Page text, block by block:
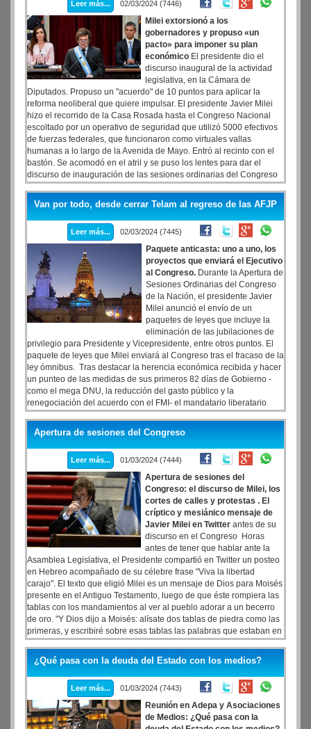
Leer más... 02/03/2024 (7446)
Milei extorsionó a los
gobernadores y propuso «un
pacto» para imponer su plan
económico El presidente dio el
discurso inaugural de la actividad
legislativa, en la Cámara de
Diputados. Propuso un "acuerdo" de 10 puntos para aplicar la
reforma neoliberal que quiere impulsar. El presidente Javier Milei
hizo el recorrido de la Casa Rosada hasta el Congreso Nacional
escoltado por un operativo de seguridad que utilizó 5000 efectivos
de fuerzas federales, que funcionaron como virtuales vallas
humanas a lo largo de la Avenida de Mayo. Entró al recinto con el
bastón. Se acomodó en el atril y se puso los lentes para dar el
discurso de inauguración de las sesiones ordinarias del Congreso
Nacional. La mayoría del discurso de Milei repitió su particular
visión de la historia Argentina, en la que los últimos 100 fueron
todos cuesta abajo y en la que el siglo XIX es un tierra prometida a
la que hay que regresar.
Van por todo, desde cerrar Telam al regreso de las AFJP
Leer más... 02/03/2024 (7445)
Paquete anticasta: uno a uno, los
proyectos que enviará el Ejecutivo
al Congreso. Durante la Apertura de
Sesiones Ordinarias del Congreso
de la Nación, el presidente Javier
Milei anunció el envío de un
paquetes de leyes que incluye la
eliminación de las jubilaciones de
privilegio para Presidente y Vicepresidente, entre otros puntos. El
paquete de leyes que Milei enviará al Congreso tras el fracaso de la
ley ómnibus. Tras destacar la herencia económica recibida y hacer
un punteo de las medidas de sus primeros 82 días de Gobierno -
como el mega DNU, la reducción del gasto público y la
renegociación del acuerdo con el FMI- el mandatario liberatario
indicó que los "logros primerizos representan únicamente la
superficie de los grandes cambios que venimos a implementar en la
Argentina".Los principales puntos del paquete legislativo de Milei
:
Apertura de sesiones del Congreso
Leer más... 01/03/2024 (7444)
Apertura de sesiones del
Congreso: el discurso de Milei, los
cortes de calles y protestas . El
críptico y mesiánico mensaje de
Javier Milei en Twitter antes de su
discurso en el Congreso Horas
antes de tener que hablar ante la
Asamblea Legislativa, el Presidente compartió en Twitter un posteo
en Hebreo acompañado de su célebre frase "Viva la libertad
carajo". El texto que eligió Milei es un mensaje de Dios para Moisés
presente en el Antiguo Testamento, luego de que éste rompiera las
tablas con los mandamientos al ver al pueblo adorar a un becerro
de oro. "Y Dios dijo a Moisés: alísate dos tablas de piedra como las
primeras, y escribiré sobre esas tablas las palabras que estaban en
las tablas primeras que quebraste?, dice el mensaje que compartió
el mandatario."No nos prestaremos a agresiones": la advertencia de
UxP a Milei
¿Qué pasa con la deuda del Estado con los medios?
Leer más... 01/03/2024 (7443)
Reunión en Adepa y Asociaciones
de Medios: ¿Qué pasa con la